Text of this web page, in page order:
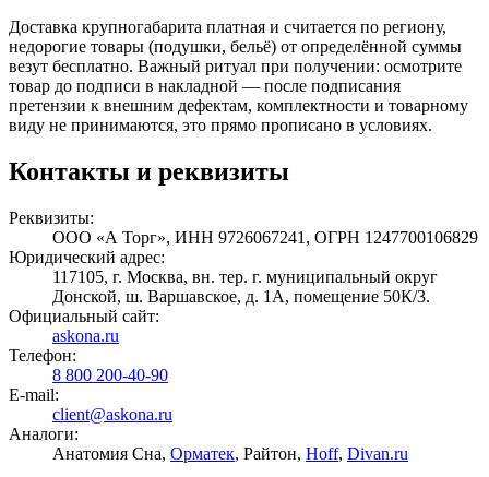
Доставка крупногабарита платная и считается по региону,
недорогие товары (подушки, бельё) от определённой суммы
везут бесплатно. Важный ритуал при получении: осмотрите
товар до подписи в накладной — после подписания
претензии к внешним дефектам, комплектности и товарному
виду не принимаются, это прямо прописано в условиях.
Контакты и реквизиты
Реквизиты:
ООО «А Торг», ИНН 9726067241, ОГРН 1247700106829
Юридический адрес:
117105, г. Москва, вн. тер. г. муниципальный округ
Донской, ш. Варшавское, д. 1А, помещение 50К/3.
Официальный сайт:
askona.ru
Телефон:
8 800 200-40-90
E-mail:
client@askona.ru
Аналоги:
Анатомия Сна, Орматек, Райтон, Hoff, Divan.ru